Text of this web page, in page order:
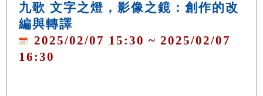
九歌 文字之燈，影像之鏡：創作的改
編與轉譯
2025/02/07 15:30 ~ 2025/02/07
16:30